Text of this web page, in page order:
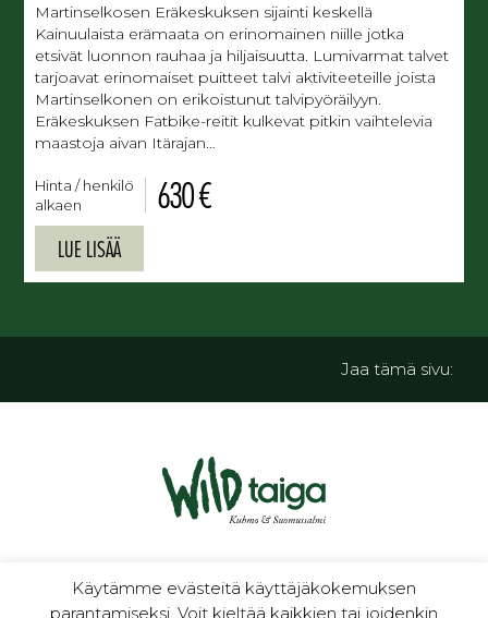
Martinselkosen Eräkeskuksen sijainti keskellä
Kainuulaista erämaata on erinomainen niille jotka
etsivät luonnon rauhaa ja hiljaisuutta. Lumivarmat talvet
tarjoavat erinomaiset puitteet talvi aktiviteeteille joista
Martinselkonen on erikoistunut talvipyöräilyyn.
Eräkeskuksen Fatbike-reitit kulkevat pitkin vaihtelevia
maastoja aivan Itärajan…
Hinta / henkilö
alkaen
630 €
LUE LISÄÄ
Jaa tämä sivu:
luontoa ja kulttuuria
Käytämme evästeitä käyttäjäkokemuksen
parantamiseksi. Voit kieltää kaikkien tai joidenkin